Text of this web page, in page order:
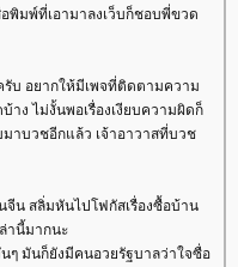
พิมพ์ที่เอามาลงเว็บก็ชอบพี่ขวด
รับ อยากให้มีเพจที่ติดตามความ
ง ไม่งั้นพอเรื่องเงียบความผิดก็
าบวชอีกแล้ว เจ้าอาวาสที่บวช
จีน สลิ่มหันไปโฟกัสเรื่องซื้อบ้าน
านี้มากนะ
ๆ มันก็ยังมีคนอวยรัฐบาลว่าใจซื่อ